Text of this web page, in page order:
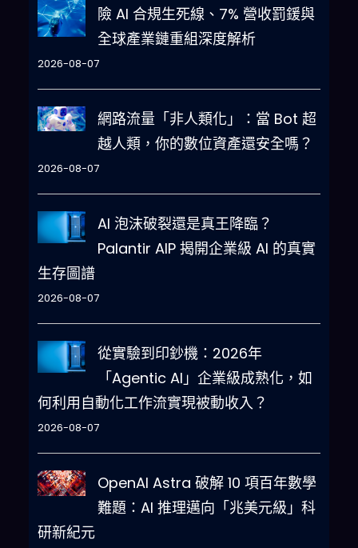
險 AI 合規生死線、7% 營收罰鍰與
全球產業鏈重組深度解析
2026-08-07
網路流量「非人類化」：當 Bot 超
越人類，你的數位資產還安全嗎？
2026-08-07
AI 泡沫破裂還是真王降臨？
Palantir AIP 揭開企業級 AI 的真實
生存圖譜
2026-08-07
從實驗到印鈔機：2026年
「Agentic AI」企業級成熟化，如
何利用自動化工作流實現被動收入？
2026-08-07
OpenAI Astra 破解 10 項百年數學
難題：AI 推理邁向「兆美元級」科
研新紀元